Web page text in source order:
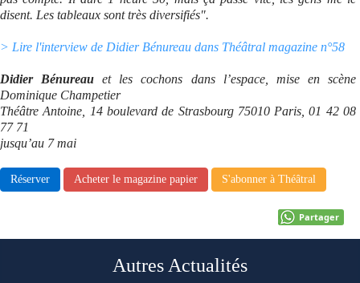
disent. Les tableaux sont très diversifiés".
> Lire l'interview de Didier Bénureau dans Théâtral magazine n°58
Didier Bénureau et les cochons dans l’espace, mise en scène
Dominique Champetier
Théâtre Antoine, 14 boulevard de Strasbourg 75010 Paris, 01 42 08
77 71
jusqu’au 7 mai
Réserver Acheter le magazine papier S'abonner à Théâtral
Partager
Autres Actualités